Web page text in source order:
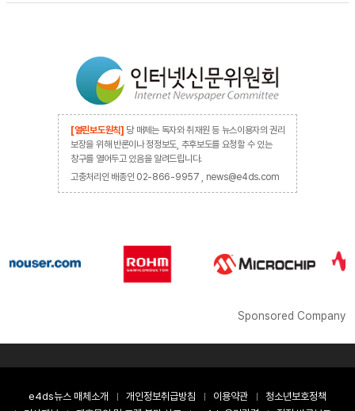
[열린보도원칙] 당 매체는 독자와 취재원 등 뉴스이용자의 권리
보장을 위해 반론이나 정정보도, 추후보도를 요청할 수 있는
창구를 열어두고 있음을 알려드립니다.
고충처리인 배종인 02-866-9957 , news@e4ds.com
Sponsored Company
e4ds뉴스 매체소개 개인정보취급방침 이용약관
청소년보호정책